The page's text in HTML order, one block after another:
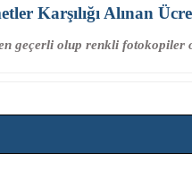
Karşılığı Alınan
geçerli olup renkli fotokopiler